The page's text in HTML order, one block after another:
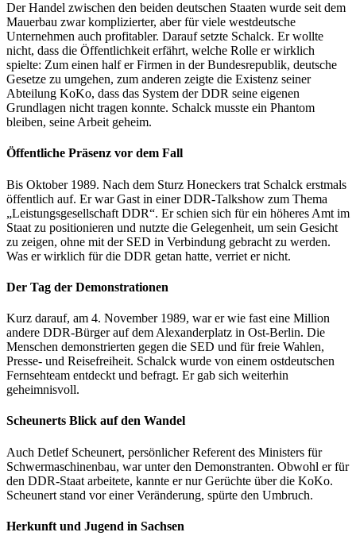
Der Handel zwischen den beiden deutschen Staaten wurde seit dem
Mauerbau zwar komplizierter, aber für viele westdeutsche
Unternehmen auch profitabler. Darauf setzte Schalck. Er wollte
nicht, dass die Öffentlichkeit erfährt, welche Rolle er wirklich
spielte: Zum einen half er Firmen in der Bundesrepublik, deutsche
Gesetze zu umgehen, zum anderen zeigte die Existenz seiner
Abteilung KoKo, dass das System der DDR seine eigenen
Grundlagen nicht tragen konnte. Schalck musste ein Phantom
bleiben, seine Arbeit geheim.
Öffentliche Präsenz vor dem Fall
Bis Oktober 1989. Nach dem Sturz Honeckers trat Schalck erstmals
öffentlich auf. Er war Gast in einer DDR-Talkshow zum Thema
„Leistungsgesellschaft DDR“. Er schien sich für ein höheres Amt im
Staat zu positionieren und nutzte die Gelegenheit, um sein Gesicht
zu zeigen, ohne mit der SED in Verbindung gebracht zu werden.
Was er wirklich für die DDR getan hatte, verriet er nicht.
Der Tag der Demonstrationen
Kurz darauf, am 4. November 1989, war er wie fast eine Million
andere DDR-Bürger auf dem Alexanderplatz in Ost-Berlin. Die
Menschen demonstrierten gegen die SED und für freie Wahlen,
Presse- und Reisefreiheit. Schalck wurde von einem ostdeutschen
Fernsehteam entdeckt und befragt. Er gab sich weiterhin
geheimnisvoll.
Scheunerts Blick auf den Wandel
Auch Detlef Scheunert, persönlicher Referent des Ministers für
Schwermaschinenbau, war unter den Demonstranten. Obwohl er für
den DDR-Staat arbeitete, kannte er nur Gerüchte über die KoKo.
Scheunert stand vor einer Veränderung, spürte den Umbruch.
Herkunft und Jugend in Sachsen